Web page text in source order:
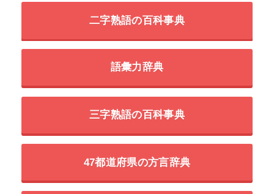
二字熟語の百科事典
語彙力辞典
三字熟語の百科事典
47都道府県の方言辞典